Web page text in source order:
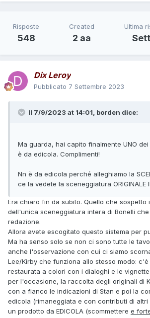
Risposte
548
Created
2 aa
Ultima
Dix Leroy
Pubblicato 7 Settembre 2023
Il 7/9/2023 at 14:01, borden dice:
Ma guarda, hai capito finalmente UNO
è da edicola. Complimenti!
Nn è da edicola perché alleghiamo la
ce la vedete la sceneggiatura ORIGINALE
Era chiaro fin da subito. Quello che sospetto
dell'unica sceneggiatura intera di Bonelli
redazione.
Allora avete escogitato questo sistema per
Ma ha senso solo se non ci sono tutte le
anche l'osservazione con cui ci siamo
Lee/Kirby che funziona allo stesso modo:
restaurata a colori con i dialoghi e le
per l'occasione, la raccolta degli originali di
con a fianco le indicazioni di Stan e poi la
edicola (rimaneggiata e con contributi di altri
un prodotto da EDICOLA (scommettere e